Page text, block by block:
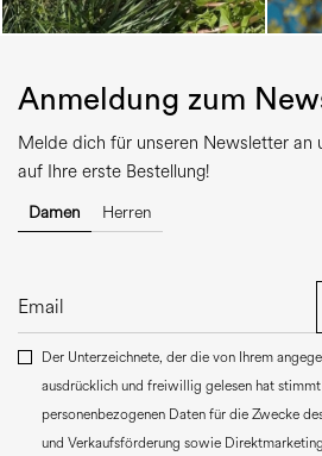
Anmeldung zum
Melde dich für unseren Newsletter an
auf Ihre erste Bestellung!
Damen Herren
Der Unterzeichnete, der die von Ihrem
ausdrücklich und freiwillig gelesen hat
personenbezogenen Daten für die Zwecke
und Verkaufsförderung sowie